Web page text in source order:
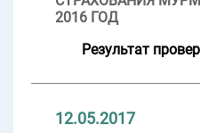
2016 ГОД
Результат
12.05.2017